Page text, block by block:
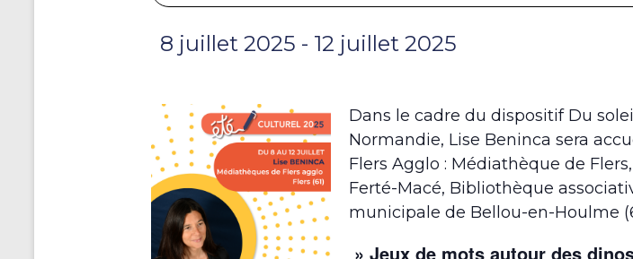
8 juillet 2025 - 12 juillet 2025
Dans le cadre du dispositif Du
Normandie, Lise Beninca sera
Flers Agglo : Médiathèque de
Ferté-Macé, Bibliothèque
municipale de Bellou-en-Houlme
» Jeux de mots autour des